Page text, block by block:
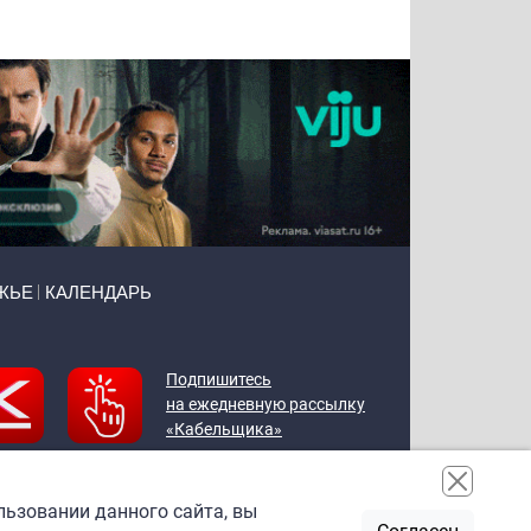
КАЛЕНДАРЬ
Подпишитесь
на ежедневную рассылку
«Кабельщика»
данного сайта, вы